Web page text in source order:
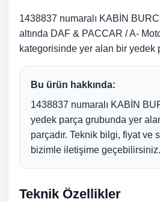
1438837 numaralı KABİN
altında DAF & PACCAR / A-
kategorisinde yer alan bir yedek
Bu ürün hakkında:
1438837 numaralı KABİN
yedek parça grubunda yer
parçadır. Teknik bilgi, fiyat ve
bizimle iletişime geçebilirsiniz.
Teknik Özellikler